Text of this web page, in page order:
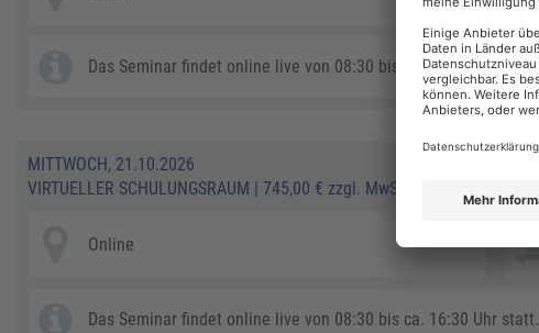
Das Seminar findet online live von 08:30 bis ca. 16:30 Uhr statt.
MITTWOCH, 21.10.2026
VIRTUELLER SCHULUNGSRAUM | 745,00 € zzgl. MwSt.
Online
Das Seminar findet online live von 08:30 bis ca. 16:30 Uhr statt.